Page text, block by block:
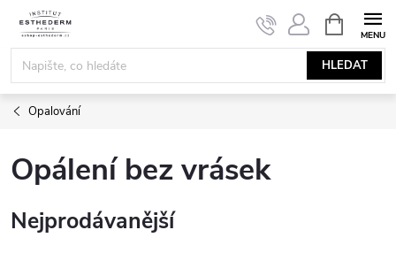
obsah
HLEDAT
NÁKUPNÍ
KOŠÍK
Opalování
Opálení bez vrásek
Nejprodávanější